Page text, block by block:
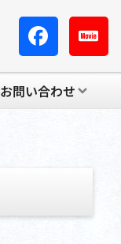
お問い合わせ